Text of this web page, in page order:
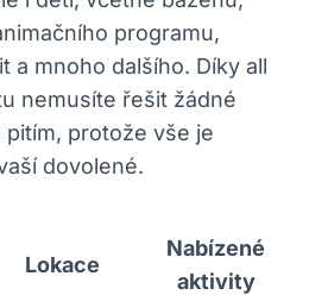
programu,
a mnoho dalšího. Díky all
nemusíte řešit žádné
pitím, protože vše je
dovolené.
Lokace
Nabízené
aktivity